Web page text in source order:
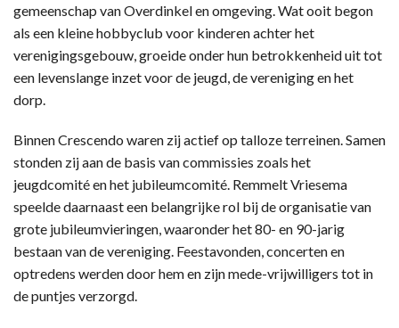
gemeenschap van Overdinkel en omgeving. Wat ooit begon
als een kleine hobbyclub voor kinderen achter het
verenigingsgebouw, groeide onder hun betrokkenheid uit tot
een levenslange inzet voor de jeugd, de vereniging en het
dorp.
Binnen Crescendo waren zij actief op talloze terreinen. Samen
stonden zij aan de basis van commissies zoals het
jeugdcomité en het jubileumcomité. Remmelt Vriesema
speelde daarnaast een belangrijke rol bij de organisatie van
grote jubileumvieringen, waaronder het 80- en 90-jarig
bestaan van de vereniging. Feestavonden, concerten en
optredens werden door hem en zijn mede-vrijwilligers tot in
de puntjes verzorgd.